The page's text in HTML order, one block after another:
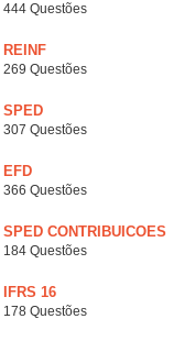
444 Questões
REINF
269 Questões
SPED
307 Questões
EFD
366 Questões
SPED CONTRIBUICOES
184 Questões
IFRS 16
178 Questões